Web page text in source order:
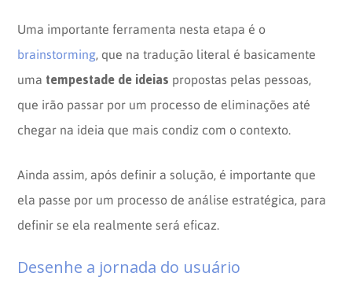
Uma importante ferramenta nesta etapa é o
brainstorming, que na tradução literal é basicamente
uma tempestade de ideias propostas pelas pessoas,
que irão passar por um processo de eliminações até
chegar na ideia que mais condiz com o contexto.
Ainda assim, após definir a solução, é importante que
ela passe por um processo de análise estratégica, para
definir se ela realmente será eficaz.
Desenhe a jornada do usuário